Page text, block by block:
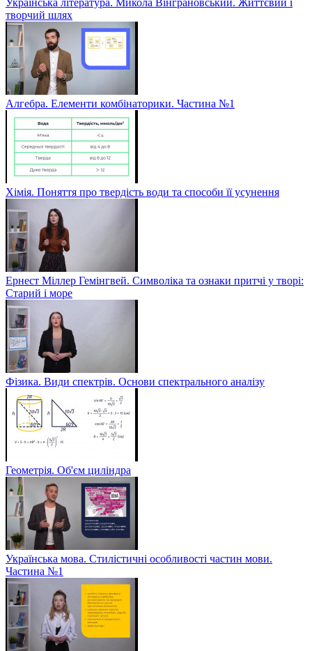
творчий шлях
Алгебра. Елементи комбінаторики. Частина №1
Хімія. Поняття про твердість води та способи її усунення
Ернест Міллер Гемінгвей. Символіка та ознаки притчі у творі:
Старий і море
Фізика. Види спектрів. Основи спектрального аналізу
Геометрія. Об'єм циліндра
Українська мова. Стилістичні особливості частин мови.
Частина №1